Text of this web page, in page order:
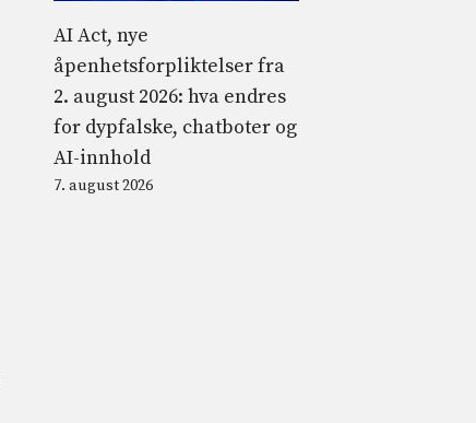
AI Act, nye
åpenhetsforpliktelser fra
2. august 2026: hva endres
for dypfalske, chatboter og
AI-innhold
7. august 2026